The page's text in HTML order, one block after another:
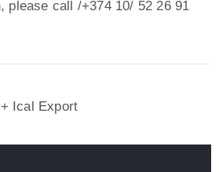
please call /+374 10/ 52 26 91
+ Ical Export